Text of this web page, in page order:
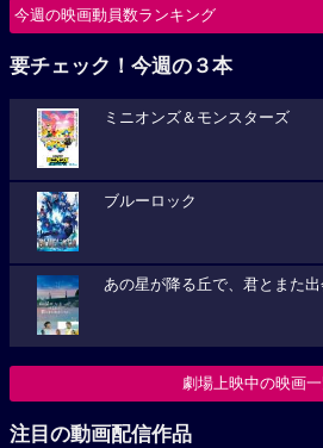
今週の映画動員数ランキング
要チェック！今週の３本
ミニオンズ＆モンスターズ
ブルーロック
あの星が降る丘で、君とまた出
劇場上映中の映画
注目の動画配信作品